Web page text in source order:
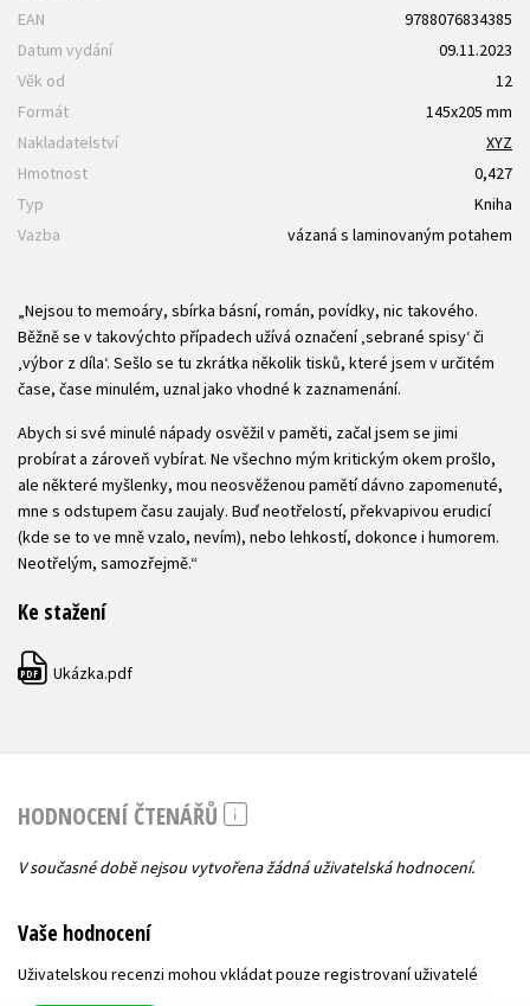
EAN
9788076834385
Datum vydání
09.11.2023
Věk od
12
Formát
145x205 mm
Nakladatelství
XYZ
Hmotnost
0,427
Typ
Kniha
Vazba
vázaná s laminovaným potahem
„Nejsou to memoáry, sbírka básní, román, povídky, nic takového.
Běžně se v takovýchto případech užívá označení ‚sebrané spisy‘ či
‚výbor z díla‘. Sešlo se tu zkrátka několik tisků, které jsem v určitém
čase, čase minulém, uznal jako vhodné k zaznamenání.
Abych si své minulé nápady osvěžil v paměti, začal jsem se jimi
probírat a zároveň vybírat. Ne všechno mým kritickým okem prošlo,
ale některé myšlenky, mou neosvěženou pamětí dávno zapomenuté,
mne s odstupem času zaujaly. Buď neotřelostí, překvapivou erudicí
(kde se to ve mně vzalo, nevím), nebo lehkostí, dokonce i humorem.
Neotřelým, samozřejmě.“
Ke stažení
PDF Ukázka.pdf
HODNOCENÍ ČTENÁŘŮ
V současné době nejsou vytvořena žádná uživatelská hodnocení.
Vaše hodnocení
Uživatelskou recenzi mohou vkládat pouze registrovaní uživatelé